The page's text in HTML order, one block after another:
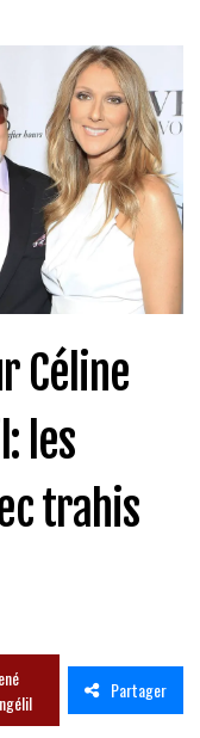
Céline
les
trahis
Partager